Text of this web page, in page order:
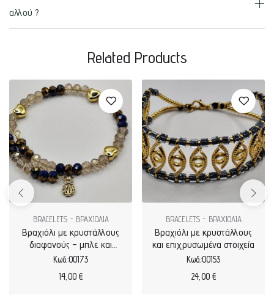
αλλού ?
Related Products
BRACELETS - ΒΡΑΧΙΟΛΙΑ
Βραχιόλι με κρυστάλλους
διαφανούς – μπλε και
καρδιές
Κωδ.:00173
14,00 €
BRACELETS - ΒΡΑΧΙΟΛΙΑ
Βραχιόλι με κρυστάλλους
και επιχρυσωμένα στοιχεία
Κωδ.:00153
24,00 €